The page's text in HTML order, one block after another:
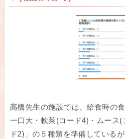
髙橋先生の施設では、給食時の
一口大・軟菜(コード4)・ムース
ド2)」の５種類を準備している